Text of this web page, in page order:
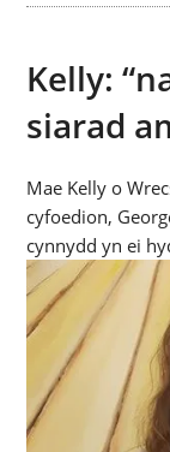
Kelly:
siarad
Mae Kelly o
cyfoedion,
cynnydd yn ei